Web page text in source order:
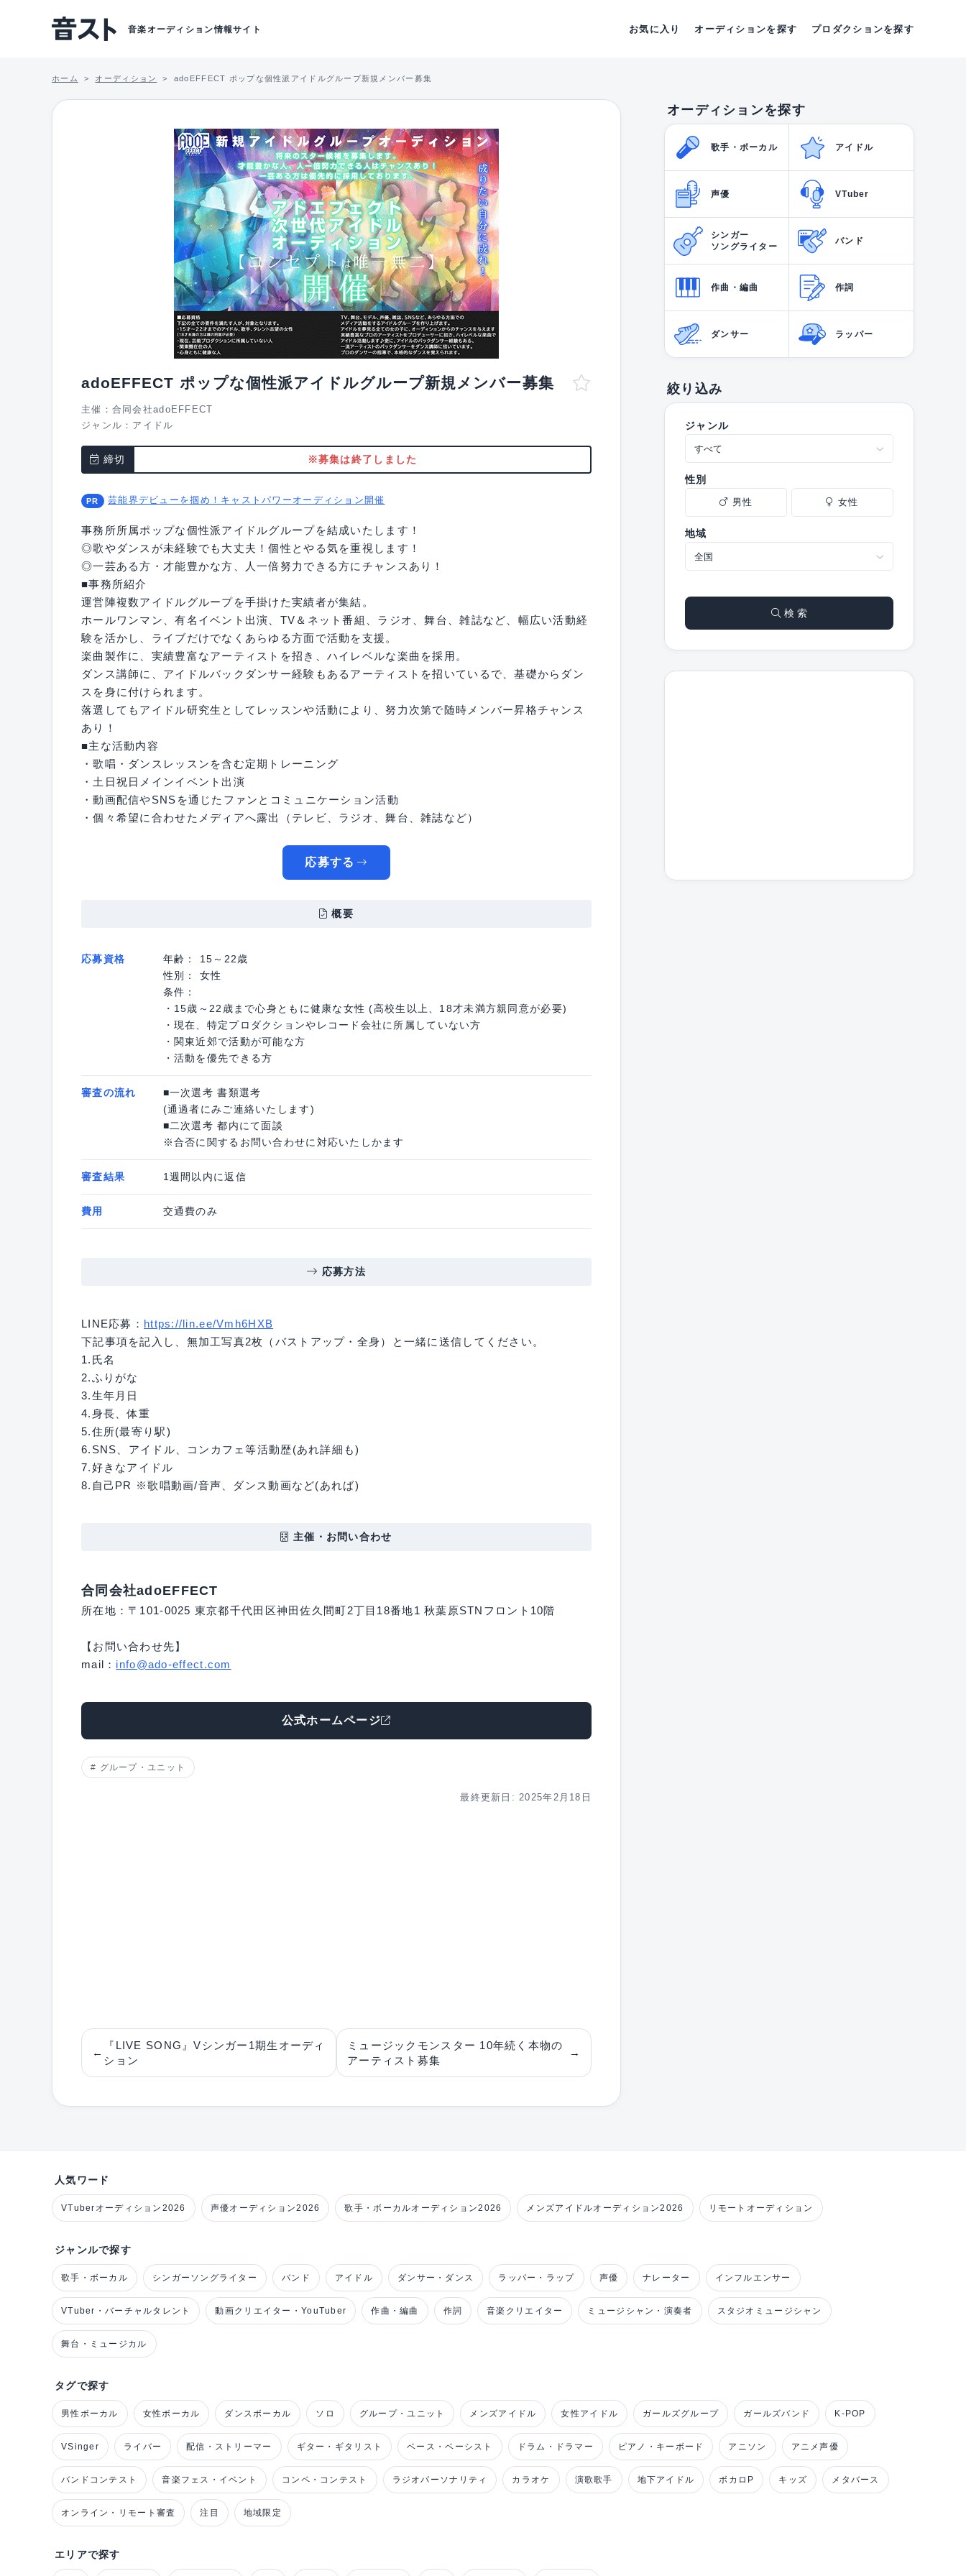
音楽オーディション情報サイト お気に入り オーディションを探す プロダクションを探す
ホーム オーディション adoEFFECT ポップな個性派アイドルグループ新規メンバー募集
adoEFFECT ポップな個性派アイドルグループ新規メンバー募集
主催：合同会社adoEFFECT
ジャンル： アイドル
締切 ※募集は終了しました
芸能界デビューを掴め！キャストパワーオーディション開催
事務所所属ポップな個性派アイドルグループを結成いたします！
◎歌やダンスが未経験でも大丈夫！個性とやる気を重視します！
◎一芸ある方・才能豊かな方、人一倍努力できる方にチャンスあり！
■事務所紹介
運営陣複数アイドルグループを手掛けた実績者が集結。
ホールワンマン、有名イベント出演、TV＆ネット番組、ラジオ、舞台、雑誌など、幅広い活動経
験を活かし、ライブだけでなくあらゆる方面で活動を支援。
楽曲製作に、実績豊富なアーティストを招き、ハイレベルな楽曲を採用。
ダンス講師に、アイドルバックダンサー経験もあるアーティストを招いているで、基礎からダン
スを身に付けられます。
落選してもアイドル研究生としてレッスンや活動により、努力次第で随時メンバー昇格チャンス
あり！
■主な活動内容
・歌唱・ダンスレッスンを含む定期トレーニング
・土日祝日メインイベント出演
・動画配信やSNSを通じたファンとコミュニケーション活動
・個々希望に合わせたメディアへ露出（テレビ、ラジオ、舞台、雑誌など）
応募する
概要
応募資格
年齢： 15～22歳
性別： 女性
条件：
・15歳～22歳まで心身ともに健康な女性 (高校生以上、18才未満方親同意が必要)
・現在、特定プロダクションやレコード会社に所属していない方
・関東近郊で活動が可能な方
・活動を優先できる方
審査の流れ
■一次選考 書類選考
(通過者にみご連絡いたします)
■二次選考 都内にて面談
※合否に関するお問い合わせに対応いたしかます
審査結果 1週間以内に返信
費用 交通費のみ
応募方法
LINE応募： https://lin.ee/Vmh6HXB
下記事項を記入し、無加工写真2枚（バストアップ・全身）と一緒に送信してください。
1.氏名
2.ふりがな
3.生年月日
4.身長、体重
5.住所(最寄り駅)
6.SNS、アイドル、コンカフェ等活動歴(あれ詳細も)
7.好きなアイドル
8.自己PR ※歌唱動画/音声、ダンス動画など(あれば)
主催・お問い合わせ
合同会社adoEFFECT
所在地：〒101-0025 東京都千代田区神田佐久間町2丁目18番地1 秋葉原STNフロント10階
【お問い合わせ先】
mail： info@ado-effect.com
公式ホームページ
グループ・ユニット
最終更新日: 2025年2月18日
←
『LIVE SONG』Vシンガー1期生オーディ
ション
ミュージックモンスター 10年続く本物の
アーティスト募集
→
オーディションを探す
歌手・ボーカル アイドル
声優 VTuber
シンガー
ソングライター
バンド
作曲・編曲 作詞
ダンサー ラッパー
絞り込み
ジャンル
性別
男性 女性
地域
検 索
人気ワード
VTuberオーディション2026 声優オーディション2026 歌手・ボーカルオーディション2026 メンズアイドルオーディション2026 リモートオーディション
ジャンルで探す
歌手・ボーカル シンガーソングライター バンド アイドル ダンサー・ダンス ラッパー・ラップ 声優 ナレーター インフルエンサー
VTuber・バーチャルタレント 動画クリエイター・YouTuber 作曲・編曲 作詞 音楽クリエイター ミュージシャン・演奏者 スタジオミュージシャン
舞台・ミュージカル
タグで探す
男性ボーカル 女性ボーカル ダンスボーカル ソロ グループ・ユニット メンズアイドル 女性アイドル ガールズグループ ガールズバンド K-POP
VSinger ライバー 配信・ストリーマー ギター・ギタリスト ベース・ベーシスト ドラム・ドラマー ピアノ・キーボード アニソン アニメ声優
バンドコンテスト 音楽フェス・イベント コンペ・コンテスト ラジオパーソナリティ カラオケ 演歌歌手 地下アイドル ボカロP キッズ メタバース
オンライン・リモート審査 注目 地域限定
エリアで探す